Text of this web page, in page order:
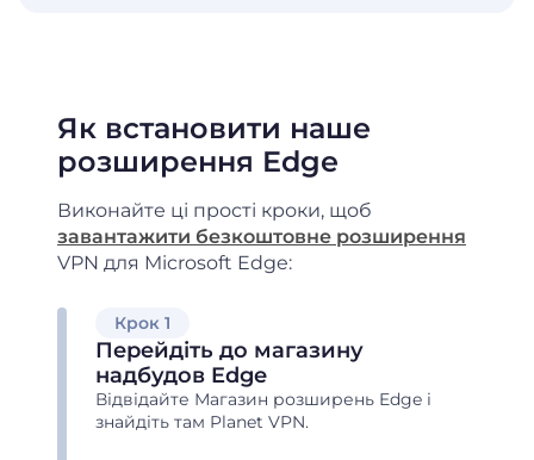
Як встановити наше
розширення Edge
Виконайте ці прості кроки, щоб
завантажити безкоштовне розширення
VPN для Microsoft Edge:
Крок 1
Перейдіть до магазину
надбудов Edge
Відвідайте Магазин розширень Edge і
знайдіть там Planet VPN.